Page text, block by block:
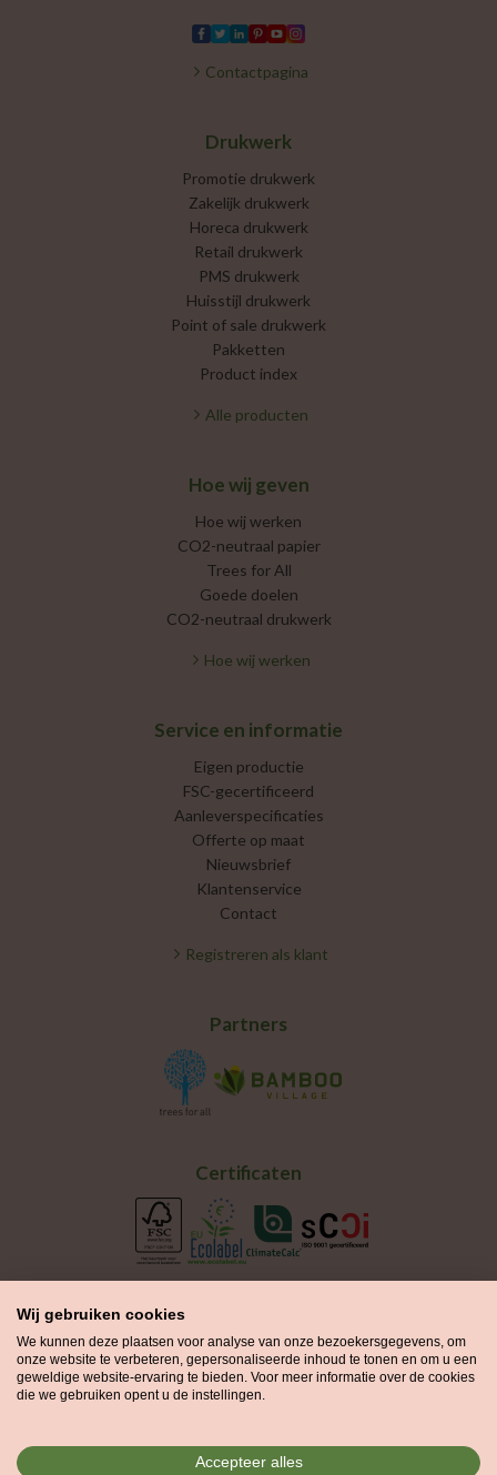
Contactpagina
Drukwerk
Promotie drukwerk
Zakelijk drukwerk
Horeca drukwerk
Retail drukwerk
PMS drukwerk
Huisstijl drukwerk
Point of sale drukwerk
Pakketten
Product index
Alle producten
Hoe wij geven
Hoe wij werken
CO2-neutraal papier
Trees for All
Goede doelen
CO2-neutraal drukwerk
Hoe wij werken
Service en informatie
Eigen productie
FSC-gecertificeerd
Aanleverspecificaties
Offerte op maat
Nieuwsbrief
Klantenservice
Contact
Registreren als klant
Partners
Certificaten
Groenprint is onderdeel van dePrintvisie Groep
Wij gebruiken cookies
We kunnen deze plaatsen voor analyse van onze bezoekersgegevens, om
onze website te verbeteren, gepersonaliseerde inhoud te tonen en om u een
geweldige website-ervaring te bieden. Voor meer informatie over de cookies
die we gebruiken opent u de instellingen.
Accepteer alles